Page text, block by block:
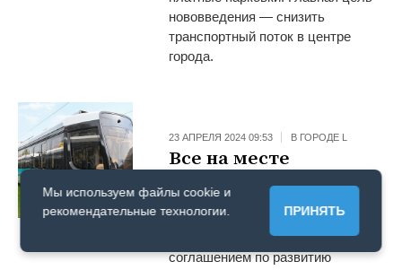
Мы используем файлы cookie и
рекомендательные технологии.
ПРИНЯТЬ
нововведения — снизить
транспортный поток в центре
города.
23 АПРЕЛЯ 2024 09:53 В ГОРОДЕ L
Все на месте
ОТПЕРВЫЙ НОМЕР
Все 46 трамваев, которые
предусмотрены концессионным
соглашением по развитию